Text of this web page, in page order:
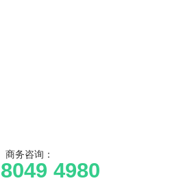
商务咨询：
4980